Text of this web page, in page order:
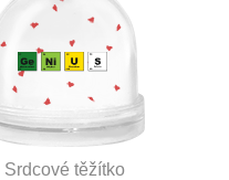
Srdcové těžítko